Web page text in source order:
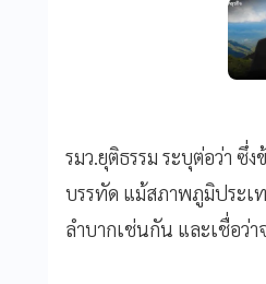
รมว.ยุติธรรม ระบุต่อว่า
บรรทัด แม้สภาพภูมิประเ
ลำบากเช่นกัน และเชื่อว่า